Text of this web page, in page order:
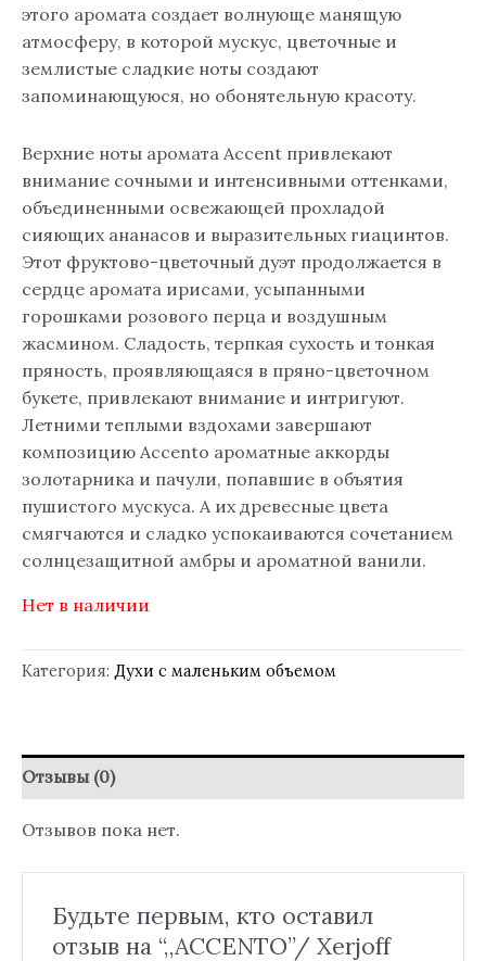
этого аромата создает волнующе манящую
атмосферу, в которой мускус, цветочные и
землистые сладкие ноты создают
запоминающуюся, но обонятельную красоту.
Верхние ноты аромата Accent привлекают
внимание сочными и интенсивными оттенками,
объединенными освежающей прохладой
сияющих ананасов и выразительных гиацинтов.
Этот фруктово-цветочный дуэт продолжается в
сердце аромата ирисами, усыпанными
горошками розового перца и воздушным
жасмином. Сладость, терпкая сухость и тонкая
пряность, проявляющаяся в пряно-цветочном
букете, привлекают внимание и интригуют.
Летними теплыми вздохами завершают
композицию Accento ароматные аккорды
золотарника и пачули, попавшие в объятия
пушистого мускуса. А их древесные цвета
смягчаются и сладко успокаиваются сочетанием
солнцезащитной амбры и ароматной ванили.
Нет в наличии
Категория: Духи с маленьким объемом
Отзывы (0)
Отзывов пока нет.
Будьте первым, кто оставил
отзыв на “,,ACCENTO”/ Xerjoff